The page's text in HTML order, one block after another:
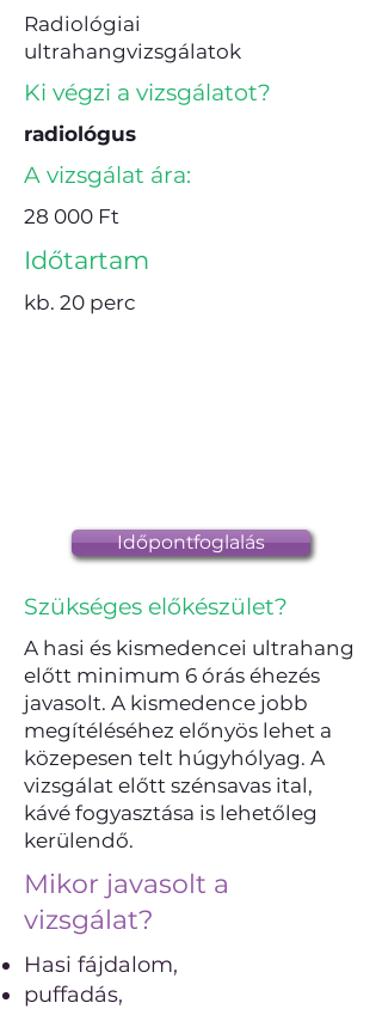
Radiológiai
ultrahangvizsgálatok
Ki végzi a vizsgálatot?
radiológus
A vizsgálat ára:
28 000 Ft
Időtartam
kb. 20 perc
Időpontfoglalás
Szükséges előkészület?
A hasi és kismedencei ultrahang
előtt minimum 6 órás éhezés
javasolt. A kismedence jobb
megítéléséhez előnyös lehet a
közepesen telt húgyhólyag. A
vizsgálat előtt szénsavas ital,
kávé fogyasztása is lehetőleg
kerülendő.
Mikor javasolt a
vizsgálat?
Hasi fájdalom,
puffadás,